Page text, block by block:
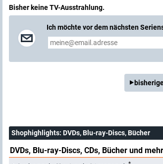
Bisher keine TV-Ausstrahlung.
Ich möchte vor dem nächsten
Shophighlights: DVDs, Blu-ray-Discs, Bücher
DVDs, Blu-ray-Discs, CDs, Bücher und